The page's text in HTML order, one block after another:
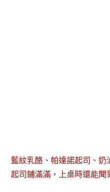
藍紋乳酪、帕達諾起司、
起司鋪滿滿，上桌時還能聞